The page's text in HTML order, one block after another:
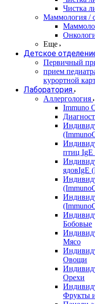
Чистка
Маммология /
Еще
Детское
Первичный
прием
курортной
Лаборатория
Аллергология
Immuno
птиц IgE
ядовIgE
Бобовые
Мясо
Овощи
Орехи
Фрукты